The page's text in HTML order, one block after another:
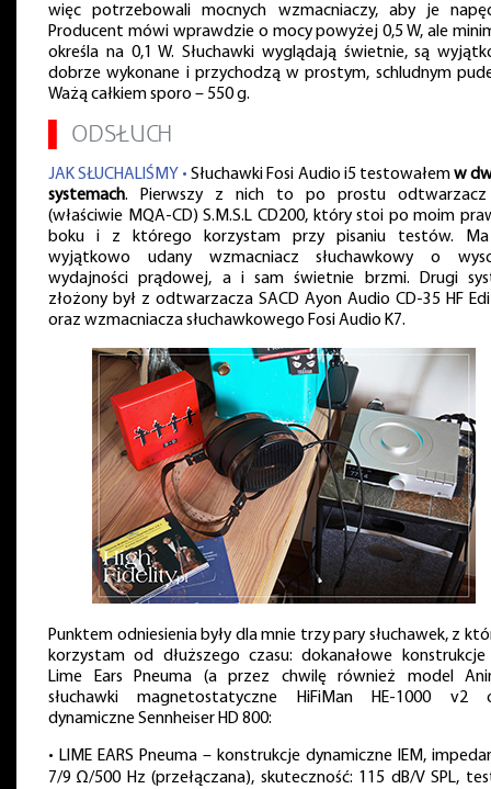
więc potrzebowali mocnych wzmacniaczy, aby je
Producent mówi wprawdzie o mocy powyżej 0,5 W, ale
określa na 0,1 W. Słuchawki wyglądają świetnie, są
dobrze wykonane i przychodzą w prostym, schludnym
Ważą całkiem sporo – 550 g.
ODSŁUCH
JAK SŁUCHALIŚMY • Słuchawki Fosi Audio i5 testowałemw
systemach. Pierwszy z nich to po prostu odtwarzacz
(właściwie MQA-CD) S.M.S.L CD200, który stoi po moim
boku i z którego korzystam przy pisaniu testów.
wyjątkowo udany wzmacniacz słuchawkowy o
wydajności prądowej, a i sam świetnie brzmi. Drugi
złożony był z odtwarzacza SACD Ayon Audio CD-35 HF
oraz wzmacniacza słuchawkowego Fosi Audio K7.
Punktem odniesienia były dla mnie trzy pary słuchawek, z
korzystam od dłuższego czasu: dokanałowe konstrukcje
Lime Ears Pneuma (a przez chwilę również model
słuchawki magnetostatyczne HiFiMan HE-1000 v2
dynamiczne Sennheiser HD 800:
• LIME EARS Pneuma – konstrukcje dynamiczne IEM,
7/9 Ω/500 Hz (przełączana), skuteczność: 115 dB/V SPL,